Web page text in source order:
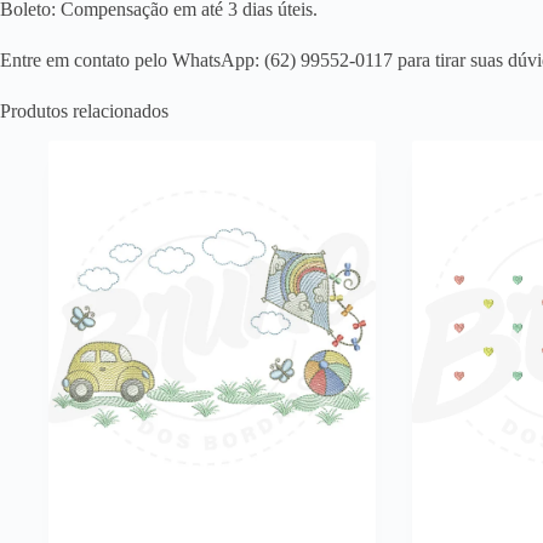
Boleto: Compensação em até 3 dias úteis.
Entre em contato pelo WhatsApp: (62) 99552-0117 para tirar suas
Produtos relacionados